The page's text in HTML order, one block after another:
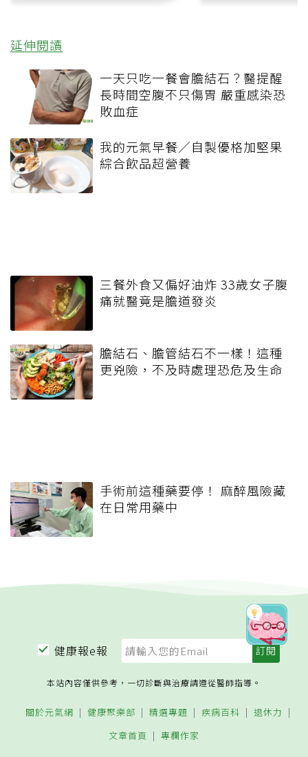
延伸閱讀
一天只吃一餐會膽結石？醫提醒
長時間空腹不只傷胃 嚴重感染恐
敗血症
我的元氣早餐／自製優格加堅果
綜合飲品超營養
三餐外食又偏好油炸 33歲女子腹
痛就醫竟是膽道發炎
膽結石、膽管結石不一樣！這種
更兇險，不及時處理恐危及生命
手術前這種藥要停！ 麻醉風險藏
在日常用藥中
健康報e報
本站內容僅供參考，一切診斷與治療請遵從醫師指導。
關於元氣網 健康聚樂部 精選專題 疾病百科
退休力
文章首頁
專欄作家